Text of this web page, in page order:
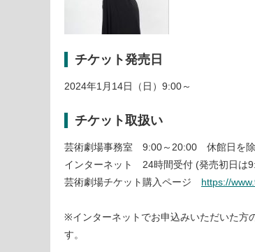
チケット発売日
2024年1月14日（日）9:00～
チケット取扱い
芸術劇場事務室 9:00～20:00 休館日を除
インターネット 24時間受付 (発売初日は
芸術劇場チケット購入ページ https://
※インターネットでお申込みいただいた方
す。